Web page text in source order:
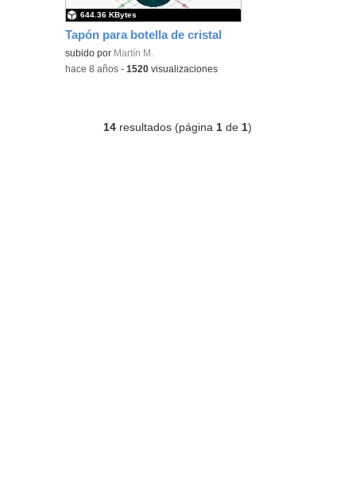
Tapón para botella de cristal
subido por Martín M.
644.36 KBytes
-hace 8 años -1520 visualizaciones
14 resultados (página 1 de 1)